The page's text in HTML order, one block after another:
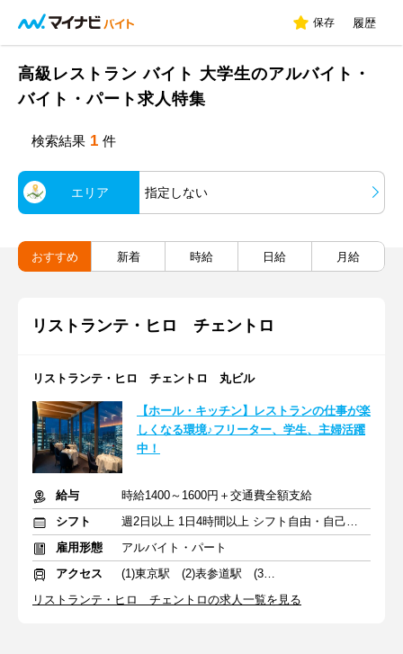
保存 履歴
高級レストラン バイト 大学生のアルバイト・
バイト・パート求人特集
検索結果 1 件
エリア 指定しない
おすすめ 新着 時給 日給 月給
リストランテ・ヒロ チェントロ
リストランテ・ヒロ チェントロ 丸ビル
【ホール・キッチン】レストランの仕事が楽
しくなる環境♪フリーター、学生、主婦活躍
中！
給与
時給1400～1600円＋交通費全額支給
シフト
週2日以上 1日4時間以上 シフト自由・自己申告
雇用形態
アルバイト・パート
アクセス
(1)東京駅 (2)表参道駅 (3)東京駅
リストランテ・ヒロ チェントロの求人一覧を見る